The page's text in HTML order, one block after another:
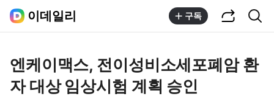
이데일리 구독
엔케이맥스, 전이성비소세포폐암 환
자 대상 임상시험 계획 승인